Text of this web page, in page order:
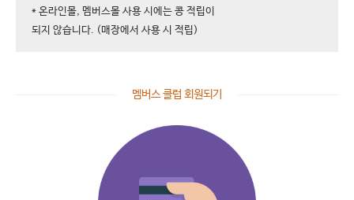
* 온라인몰, 멤버스몰 사용 시에는 콩 적립이
되지 않습니다. (매장에서 사용 시 적립)
멤버스 클럽 회원되기